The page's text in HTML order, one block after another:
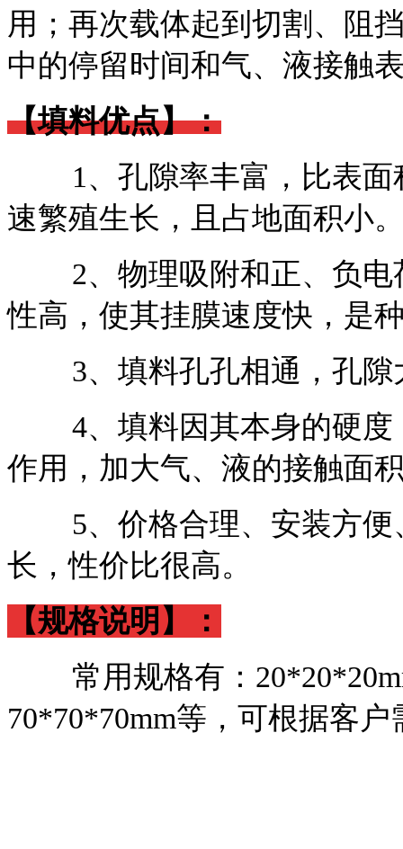
用；再次载体起到切割、阻
中的停留时间和气、液接触
【填料优点】：
1、孔隙率丰富，比表
速繁殖生长，且占地面积小
2、物理吸附和正、负
性高，使其挂膜速度快，是
3、填料孔孔相通，孔
4、填料因其本身的硬
作用，加大气、液的接触面
5、价格合理、安装方
长，性价比很高。
【规格说明】：
常用规格有：
70*70*70mm等，可根据客户